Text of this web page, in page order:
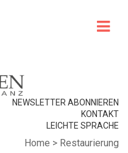
NEWSLETTER ABONNIEREN
KONTAKT
LEICHTE SPRACHE
Home > Restaurierung